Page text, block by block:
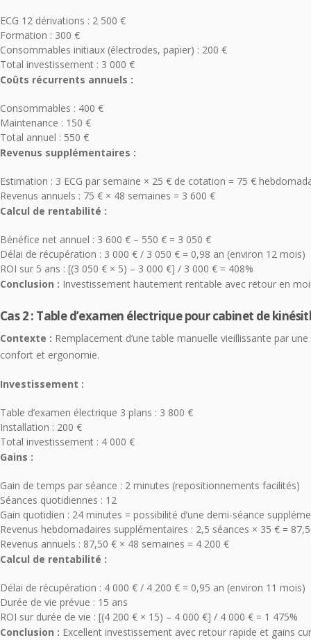
ECG 12 dérivations : 2 500 €
Formation : 300 €
Consommables initiaux (électrodes, papier) : 200 €
Total investissement : 3 000 €
Coûts récurrents annuels :
Consommables : 400 €
Maintenance : 150 €
Total annuel : 550 €
Revenus supplémentaires :
Estimation : 3 ECG par semaine × 25 € de cotation = 75 €
Revenus annuels : 75 € × 48 semaines = 3 600 €
Calcul de rentabilité :
Bénéfice net annuel : 3 600 € – 550 € = 3 050 €
Délai de récupération : 3 000 € / 3 050 € = 0,98 an (environ 12 mois)
ROI sur 5 ans : [(3 050 € × 5) – 3 000 €] / 3 000 € = 408%
Conclusion : Investissement hautement rentable avec retour en
Cas 2 : Table d’examen électrique pour cabinet de
Contexte : Remplacement d’une table manuelle vieillissante par
confort et ergonomie.
Investissement :
Table d’examen électrique 3 plans : 3 800 €
Installation : 200 €
Total investissement : 4 000 €
Gains :
Gain de temps par séance : 2 minutes (repositionnements facilités)
Séances quotidiennes : 12
Gain quotidien : 24 minutes = possibilité d’une demi-séance
Revenus hebdomadaires supplémentaires : 2,5 séances × 35 € =
Revenus annuels : 87,50 € × 48 semaines = 4 200 €
Calcul de rentabilité :
Délai de récupération : 4 000 € / 4 200 € = 0,95 an (environ 11 mois)
Durée de vie prévue : 15 ans
ROI sur durée de vie : [(4 200 € × 15) – 4 000 €] / 4 000 € = 1 475%
Conclusion : Excellent investissement avec retour rapide et gains